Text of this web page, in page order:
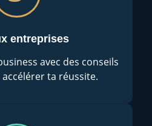
entreprises
avec des conseils
ta réussite.